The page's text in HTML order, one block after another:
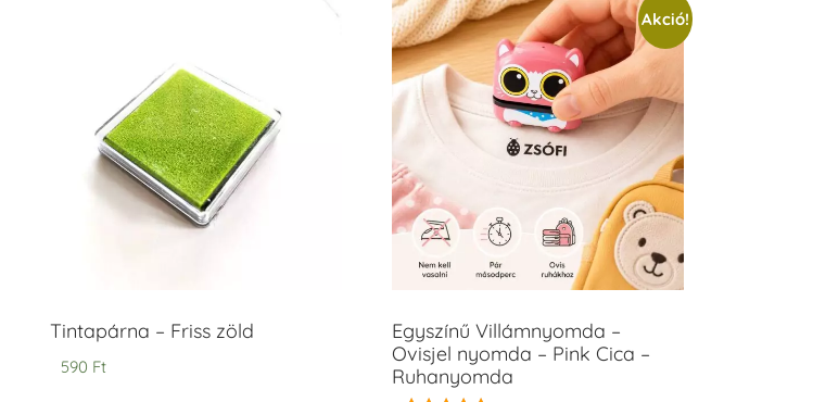
Tintapárna – Friss zöld
590 Ft
Akció!
Egyszínű Villámnyomda –
Ovisjel nyomda – Pink Cica –
Ruhanyomda